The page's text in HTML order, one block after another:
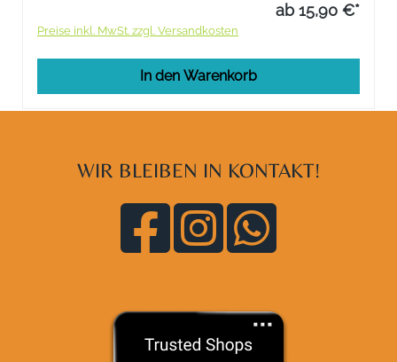
ab 15,90 €*
Preise inkl. MwSt. zzgl. Versandkosten
In den Warenkorb
WIR BLEIBEN IN KONTAKT!